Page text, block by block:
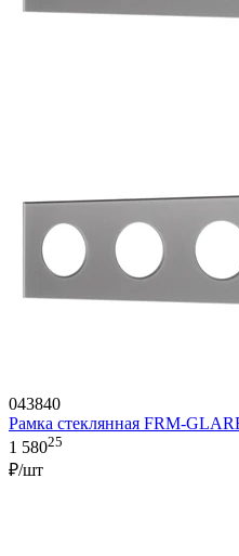
043840
Рамка стеклянная FRM-
1 58025
₽/шт